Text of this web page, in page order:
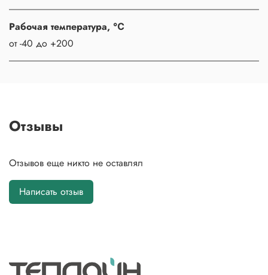
Рабочая температура, ℃
от -40 до +200
Отзывы
Отзывов еще никто не оставлял
Написать отзыв